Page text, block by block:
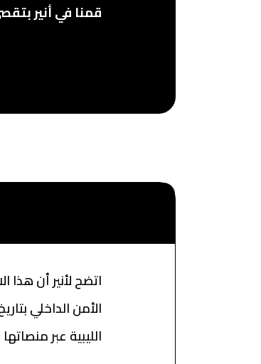
قمنا في أنير
اتضح لأنير أن هذا
الليبية عبر